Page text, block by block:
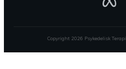
Copyright 2026 Psykedelisk Terapi